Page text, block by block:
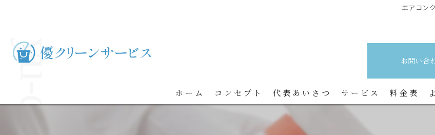
エアコン
お問い合
ホーム コンセプト 代表あいさつ サービス 料金表